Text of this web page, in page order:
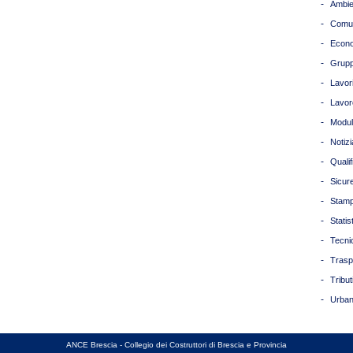
-
-
-
-
-
-
-
-
-
-
-
-
-
-
-
-
ANCE Brescia - Collegio dei Costruttori di Brescia e Provincia